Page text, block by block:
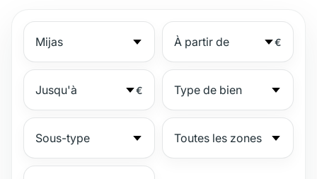
€
€